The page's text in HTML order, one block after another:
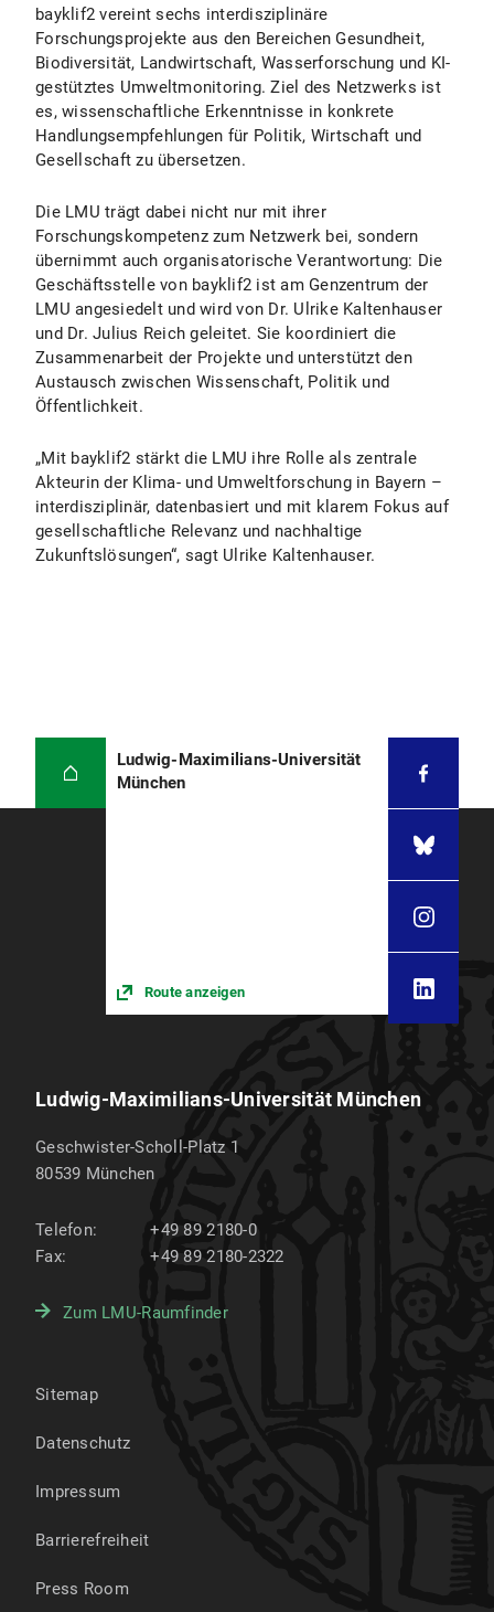
bayklif2 vereint sechs interdisziplinäre
Forschungsprojekte aus den Bereichen Gesundheit,
Biodiversität, Landwirtschaft, Wasserforschung und KI-
gestütztes Umweltmonitoring. Ziel des Netzwerks ist
es, wissenschaftliche Erkenntnisse in konkrete
Handlungsempfehlungen für Politik, Wirtschaft und
Gesellschaft zu übersetzen.
Die LMU trägt dabei nicht nur mit ihrer
Forschungskompetenz zum Netzwerk bei, sondern
übernimmt auch organisatorische Verantwortung: Die
Geschäftsstelle von bayklif2 ist am Genzentrum der
LMU angesiedelt und wird von Dr. Ulrike Kaltenhauser
und Dr. Julius Reich geleitet. Sie koordiniert die
Zusammenarbeit der Projekte und unterstützt den
Austausch zwischen Wissenschaft, Politik und
Öffentlichkeit.
„Mit bayklif2 stärkt die LMU ihre Rolle als zentrale
Akteurin der Klima- und Umweltforschung in Bayern –
interdisziplinär, datenbasiert und mit klarem Fokus auf
gesellschaftliche Relevanz und nachhaltige
Zukunftslösungen“, sagt Ulrike Kaltenhauser.
Ludwig-Maximilians-Universität
München
Route anzeigen
Ludwig-Maximilians-Universität München
Geschwister-Scholl-Platz 1
80539 München
Telefon:
+49 89 2180-0
Fax:
+49 89 2180-2322
Zum LMU-Raumfinder
Sitemap
Datenschutz
Impressum
Barrierefreiheit
Press Room